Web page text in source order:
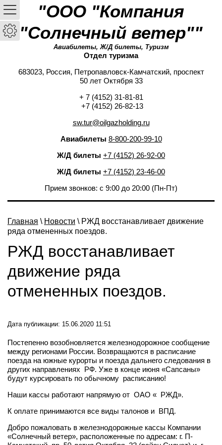
"ООО "Компания
"Солнечный ветер""
Авиабилеты, Ж/Д билеты, Туризм
Отдел туризма
683023, Россия, Петропавловск-Камчатский, проспект
50 лет Октября 33
+ 7 (4152) 31-81-81
+7 (4152) 26-82-13
sw.tur@oilgazholding.ru
Авиабилеты 8-800-200-99-10
Ж/Д билеты +7 (4152) 26-92-00
Ж/Д билеты +7 (4152) 23-46-00
Прием звонков: с 9:00 до 20:00 (Пн-Пт)
Главная \ Новости \ РЖД восстанавливает движение
ряда отмененных поездов.
РЖД восстанавливает
движение ряда
отмененных поездов.
Дата публикации: 15.06.2020 11:51
Постепенно возобновляется железнодорожное сообщение
между регионами России. Возвращаются в расписание
поезда на южные курорты и поезда дальнего следования в
других направлениях РФ. Уже в конце июня «Сапсаны»
будут курсировать по обычному расписанию!
Наши кассы работают напрямую от ОАО « РЖД».
К оплате принимаются все виды талонов и ВПД.
Добро пожаловать в железнодорожные кассы Компании
«Солнечный ветер», расположенные по адресам: г. П-